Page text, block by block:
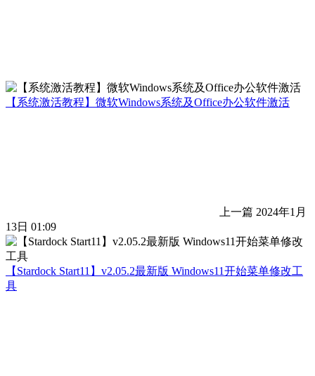
【系统激活教程】微软Windows系统及Office办公软件激活
上一篇 2024年1月
13日 01:09
【Stardock Start11】v2.05.2最新版 Windows11开始菜单修改工
具